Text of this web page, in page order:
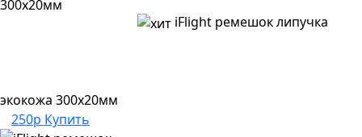
iFlight ремешок липучка
экокожа 300х20мм
250р Купить